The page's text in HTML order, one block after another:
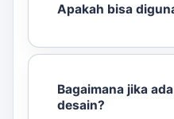
Apakah bisa
Bagaimana jika
desain?